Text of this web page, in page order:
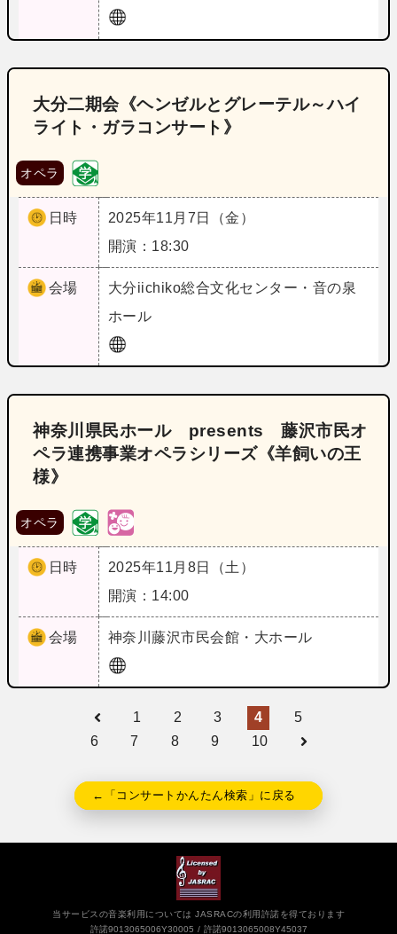
大分二期会《ヘンゼルとグレーテル～ハイ
ライト・ガラコンサート》
オペラ
日時
2025年11月7日（金）
開演：18:30
会場 大分iichiko総合文化センター・音の泉
ホール
神奈川県民ホール presents 藤沢市民オ
ペラ連携事業オペラシリーズ《羊飼いの王
様》
オペラ
日時
2025年11月8日（土）
開演：14:00
会場 神奈川藤沢市民会館・大ホール
1 2 3 4
5
6
7 8 9 10
←「コンサートかんたん検索」に戻る
当サービスの音楽利用については JASRACの利用許諾を得ております
許諾9013065006Y30005
許諾9013065008Y45037